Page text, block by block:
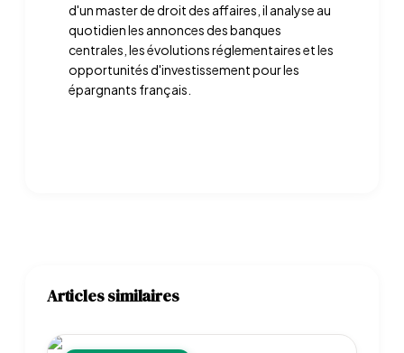
d'un master de droit des affaires, il analyse au
quotidien les annonces des banques
centrales, les évolutions réglementaires et les
opportunités d'investissement pour les
épargnants français.
Articles similaires